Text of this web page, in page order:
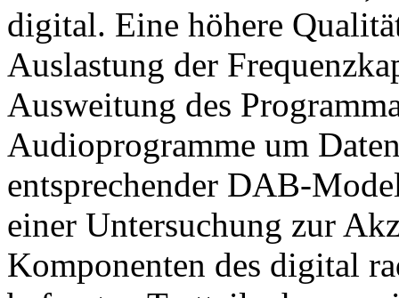
digital. Eine höhere
Auslastung der
Ausweitung des
Audioprogramme um
entsprechender DAB-
einer Untersuchung zur
Komponenten des digital